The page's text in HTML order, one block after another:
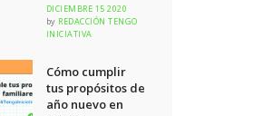
DICIEMBRE 15 2020
by REDACCIÓN TENGO
INICIATIVA
Cómo cumplir
tus propósitos de
año nuevo en